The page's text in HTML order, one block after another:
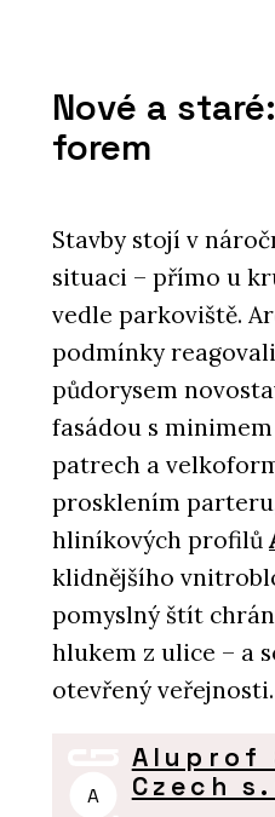
Nové a
forem
Stavby stojí v
situaci – přímo u
vedle parkoviště.
podmínky
půdorysem
fasádou s
patrech a
prosklením
hliníkových profilů
klidnějšího
pomyslný štít
hlukem z ulice – a
otevřený veřejnosti.
A
Aluprof
Czech